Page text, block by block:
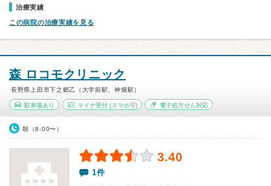
治療実績
この病院の治療実績を見る
森 ロコモクリニック
長野県上田市下之郷乙（大学前駅、神畑駅）
駐車場あり マイナ受付(スマホ可) 電子処方せん対応
朝（8:00〜）
3.40
1件